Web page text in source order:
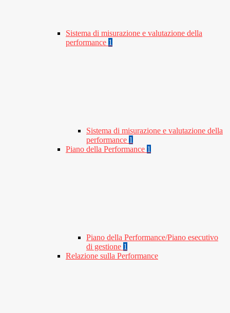
Sistema di misurazione e valutazione della
performance 1
Sistema di misurazione e valutazione della
performance 1
Piano della Performance 1
Piano della Performance/Piano esecutivo
di gestione 1
Relazione sulla Performance